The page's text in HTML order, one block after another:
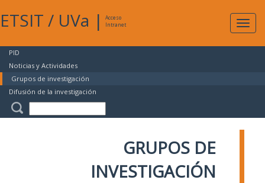
ETSIT / UVa |
Acceso
Intranet
PID
Noticias y Actividades
Grupos de investigación
Difusión de la investigación
GRUPOS DE
INVESTIGACIÓN